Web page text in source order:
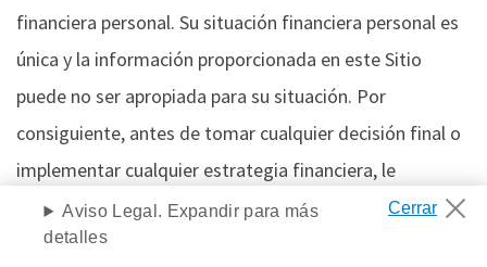
financiera personal. Su situación financiera personal es
única y la información proporcionada en este Sitio
puede no ser apropiada para su situación. Por
consiguiente, antes de tomar cualquier decisión final o
implementar cualquier estrategia financiera, le
recomendamos que obtenga información adicional y
asesoramiento de su asesor contable y otros asesores
Aviso Legal. Expandir para más
detalles